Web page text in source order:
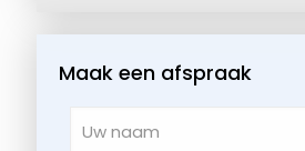
Maak een afspraak